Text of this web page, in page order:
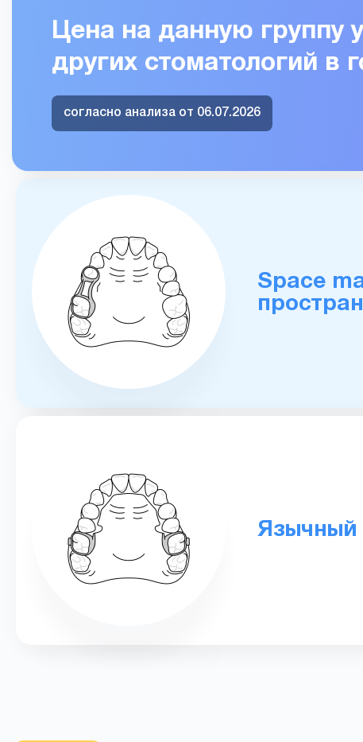
Цена на данную группу
других стоматологий в
согласно анализа от 06.07.2026
Space
Язычный